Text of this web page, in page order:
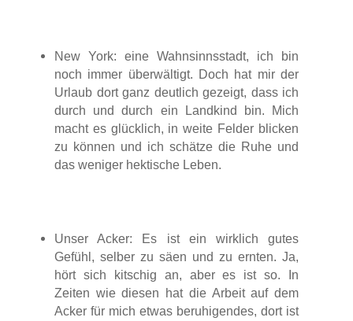
New York: eine Wahnsinnsstadt, ich bin
noch immer überwältigt. Doch hat mir der
Urlaub dort ganz deutlich gezeigt, dass ich
durch und durch ein Landkind bin. Mich
macht es glücklich, in weite Felder blicken
zu können und ich schätze die Ruhe und
das weniger hektische Leben.
Unser Acker: Es ist ein wirklich gutes
Gefühl, selber zu säen und zu ernten. Ja,
hört sich kitschig an, aber es ist so. In
Zeiten wie diesen hat die Arbeit auf dem
Acker für mich etwas beruhigendes, dort ist